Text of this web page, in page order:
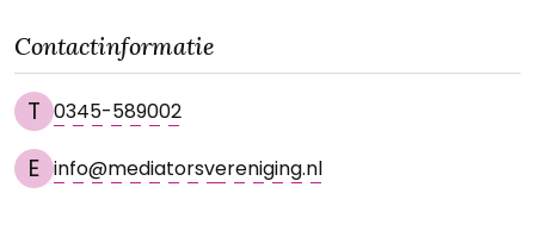
Contactinformatie
T 0345-589002
E info@mediatorsvereniging.nl